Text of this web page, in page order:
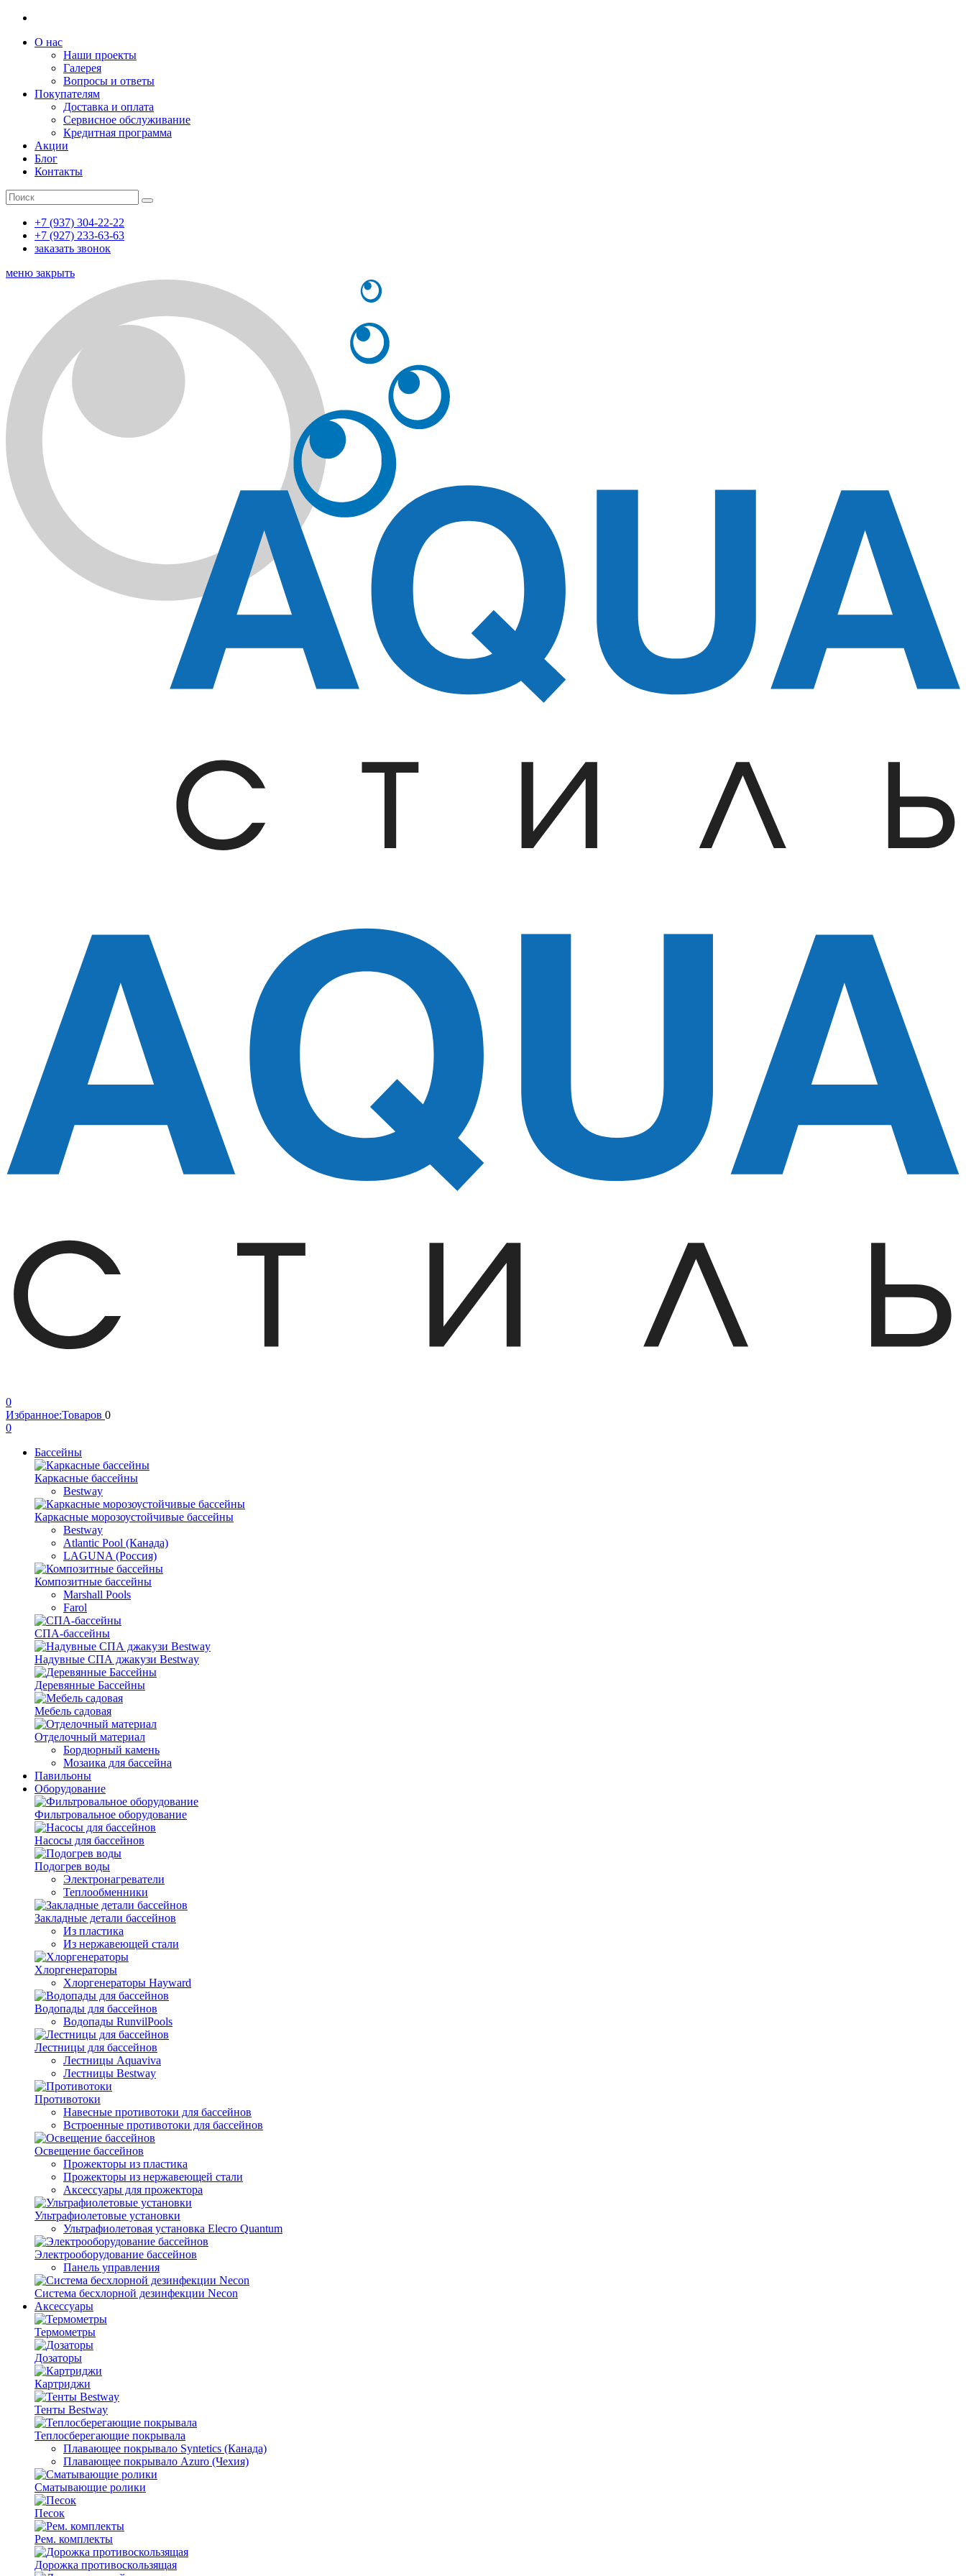
О нас
Наши проекты
Галерея
Вопросы и ответы
Покупателям
Доставка и оплата
Сервисное обслуживание
Кредитная программа
Акции
Блог
Контакты
+7 (937) 304-22-22
+7 (927) 233-63-63
заказать звонок
меню закрыть
0
Избранное:Товаров 0
0
Бассейны
Каркасные бассейны
Bestway
Каркасные морозоустойчивые бассейны
Bestway
Atlantic Pool (Канада)
LAGUNA (Россия)
Композитные бассейны
Marshall Pools
Farol
СПА-бассейны
Надувные СПА джакузи Bestway
Деревянные Бассейны
Мебель садовая
Отделочный материал
Бордюрный камень
Мозаика для бассейна
Павильоны
Оборудование
Фильтровальное оборудование
Насосы для бассейнов
Подогрев воды
Электронагреватели
Теплообменники
Закладные детали бассейнов
Из пластика
Из нержавеющей стали
Хлоргенераторы
Хлоргенераторы Hayward
Водопады для бассейнов
Водопады RunvilPools
Лестницы для бассейнов
Лестницы Aquaviva
Лестницы Bestway
Противотоки
Навесные противотоки для бассейнов
Встроенные противотоки для бассейнов
Освещение бассейнов
Прожекторы из пластика
Прожекторы из нержавеющей стали
Аксессуары для прожектора
Ультрафиолетовые установки
Ультрафиолетовая установка Elecro Quantum
Электрооборудование бассейнов
Панель управления
Система бесхлорной дезинфекции Necon
Аксессуары
Термометры
Дозаторы
Картриджи
Тенты Bestway
Теплосберегающие покрывала
Плавающее покрывало Syntetics (Канада)
Плавающее покрывало Azuro (Чехия)
Сматывающие ролики
Песок
Рем. комплекты
Дорожка противоскользящая